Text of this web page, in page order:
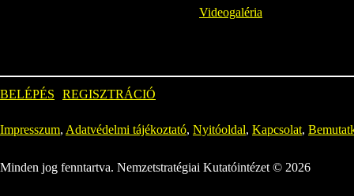
Videogaléria
BELÉPÉS REGISZTRÁCIÓ
Impresszum, Adatvédelmi tájékoztató, Nyitóoldal, Kapcsolat,
Minden jog fenntartva. Nemzetstratégiai Kutatóintézet © 2026